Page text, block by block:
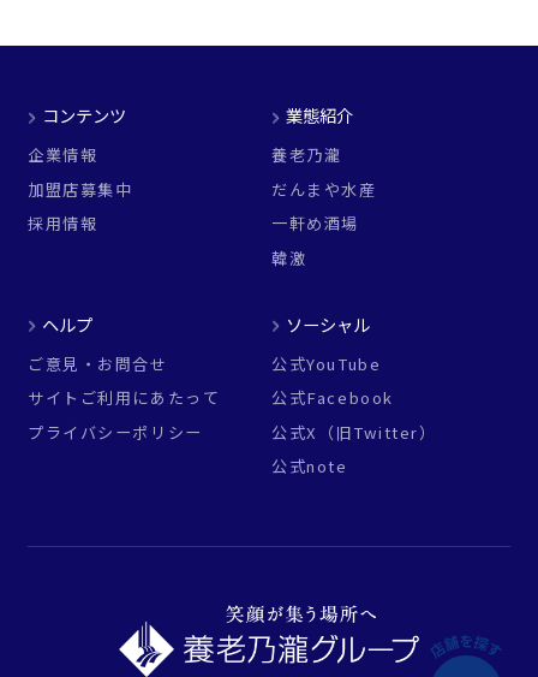
コンテンツ
企業情報
加盟店募集中
採用情報
業態紹介
養老乃瀧
だんまや水産
一軒め酒場
韓激
ヘルプ
ご意見・お問合せ
サイトご利用にあたって
プライバシーポリシー
ソーシャル
公式YouTube
公式Facebook
公式X（旧Twitter）
公式note